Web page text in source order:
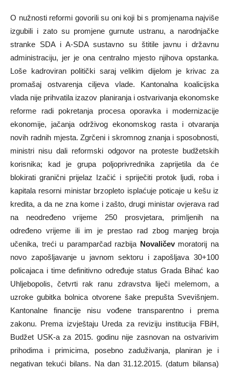
O nužnosti reformi govorili su oni koji bi s promjenama najviše
izgubili i zato su promjene gurnute ustranu, a narodnjačke
stranke SDA i A-SDA sustavno su štitile javnu i državnu
administraciju, jer je ona centralno mjesto njihova opstanka.
Loše kadroviran politički saraj velikim dijelom je krivac za
promašaj ostvarenja ciljeva vlade. Kantonalna koalicijska
vlada nije prihvatila izazov planiranja i ostvarivanja ekonomske
reforme radi pokretanja procesa oporavka i modernizacije
ekonomije, jačanja održivog ekonomskog rasta i otvaranja
novih radnih mjesta. Zgrčeni i skromnog znanja i sposobnosti,
ministri nisu dali reformski odgovor na proteste budžetskih
korisnika; kad je grupa poljoprivrednika zaprijetila da će
blokirati granični prijelaz Izačić i spriječiti protok ljudi, roba i
kapitala resorni ministar brzopleto isplaćuje poticaje u kešu iz
kredita, a da ne zna kome i zašto, drugi ministar ovjerava rad
na neodređeno vrijeme 250 prosvjetara, primljenih na
određeno vrijeme ili im je prestao rad zbog manjeg broja
učenika, treći u paramparčad razbija Novaličevmoratorij na
novo zapošljavanje u javnom sektoru i zapošljava 30+100
policajaca i time definitivno određuje status Grada Bihać kao
Uhljebopolis, četvrti rak ranu zdravstva liječi melemom, a
uzroke gubitka bolnica otvorene šake prepušta Svevišnjem.
Kantonalne financije nisu vođene transparentno i prema
zakonu. Prema izvještaju Ureda za reviziju institucija FBiH,
Budžet USK-a za 2015. godinu nije zasnovan na ostvarivim
prihodima i primicima, posebno zaduživanja, planiran je i
negativan tekući bilans. Na dan 31.12.2015. (datum bilansa)